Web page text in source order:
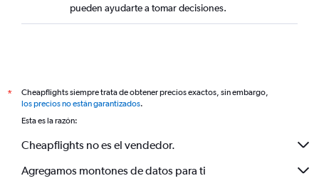
pueden ayudarte a tomar decisiones.
*
Cheapflights siempre trata de obtener precios exactos, sin embargo,
los precios no están garantizados.
Esta es la razón:
Cheapflights no es el vendedor.
Agregamos montones de datos para ti